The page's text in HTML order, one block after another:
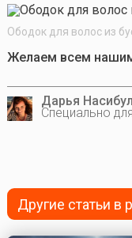
Ободок для волос из
Желаем всем
Дарья
Специально
Другие статьи в